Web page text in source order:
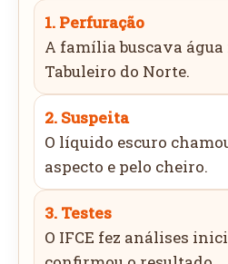
1. Perfuração
A família buscava
Tabuleiro do Norte.
2. Suspeita
O líquido escuro
aspecto e pelo cheiro.
3. Testes
O IFCE fez análises